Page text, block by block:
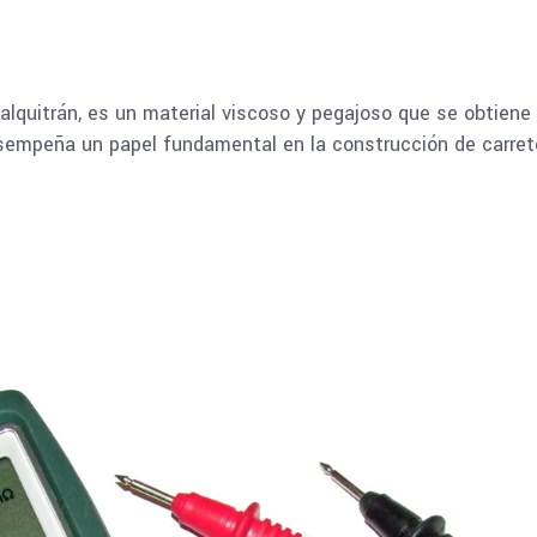
es un material viscoso y pegajoso que se
un papel fundamental en la construcción de